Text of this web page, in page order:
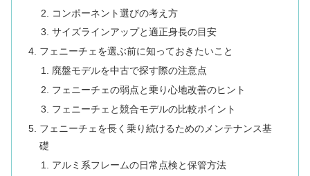
コンポーネント選びの考え方
サイズラインアップと適正身長の目安
フェニーチェを選ぶ前に知っておきたいこと
廃盤モデルを中古で探す際の注意点
フェニーチェの弱点と乗り心地改善のヒント
フェニーチェと競合モデルの比較ポイント
フェニーチェを長く乗り続けるためのメンテナンス基
礎
アルミ系フレームの日常点検と保管方法